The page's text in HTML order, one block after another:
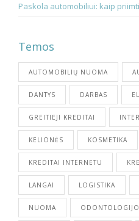
Paskola automobiliui: kaip
Temos
AUTOMOBILIŲ NUOMA
DANTYS DARBAS
GREITIEJI KREDITAI
KELIONĖS KOSMETIKA
KREDITAI INTERNETU
LANGAI LOGISTIKA
NUOMA